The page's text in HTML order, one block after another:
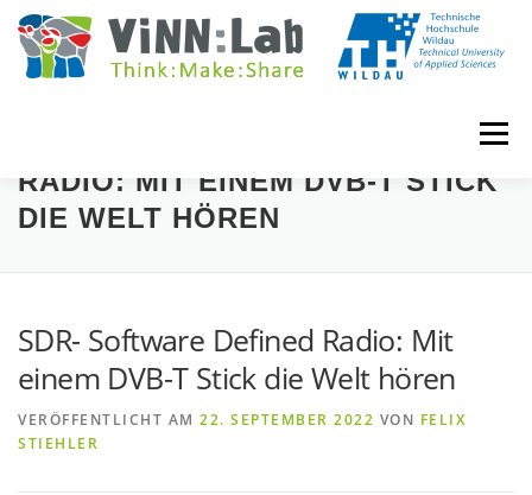
Zum
Inhalt
springen
Menü
VINN:LOG MADE IN VINN:LAB
RADIO: MIT EINEM DVB-T STICK
DIE WELT HÖREN
SDR- Software Defined Radio: Mit
einem DVB-T Stick die Welt hören
VERÖFFENTLICHT AM 22. SEPTEMBER 2022 VON FELIX
STIEHLER